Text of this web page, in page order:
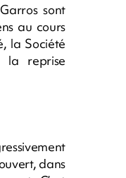
sont
au cours
la Société
la reprise
dans